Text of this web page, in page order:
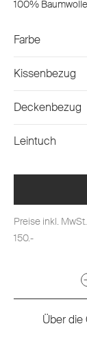
100% Baumwolle
Farbe
Kissenbezug
Deckenbezug
Leintuch
Preise inkl.
150.-
Über die